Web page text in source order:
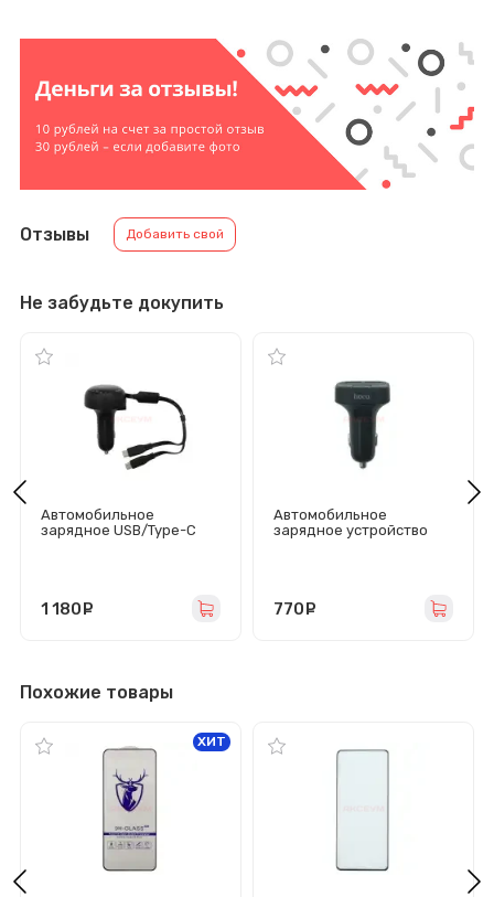
Отзывы Добавить свой
Не забудьте докупить
Автомобильное
зарядное USB/Type-C
1 180
Автомобильное
зарядное устройство
770
Похожие товары
ХИТ